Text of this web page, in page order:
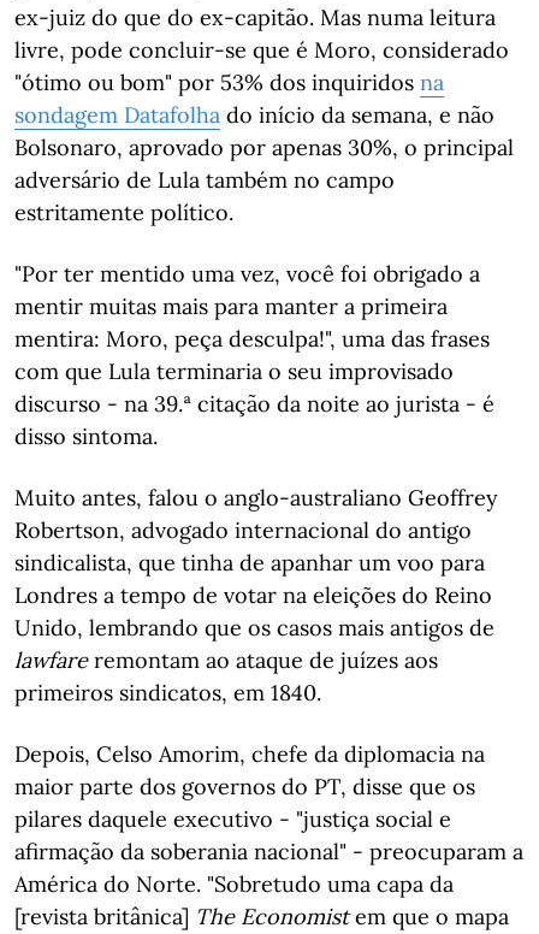
ex-juiz do que do ex-capitão. Mas numa leitura
livre, pode concluir-se que é Moro, considerado
"ótimo ou bom" por 53% dos inquiridos na
sondagem Datafolha do início da semana, e não
Bolsonaro, aprovado por apenas 30%, o principal
adversário de Lula também no campo
estritamente político.
"Por ter mentido uma vez, você foi obrigado a
mentir muitas mais para manter a primeira
mentira: Moro, peça desculpa!", uma das frases
com que Lula terminaria o seu improvisado
discurso - na 39.ª citação da noite ao jurista - é
disso sintoma.
Muito antes, falou o anglo-australiano Geoffrey
Robertson, advogado internacional do antigo
sindicalista, que tinha de apanhar um voo para
Londres a tempo de votar na eleições do Reino
Unido, lembrando que os casos mais antigos de
lawfareremontam ao ataque de juízes aos
primeiros sindicatos, em 1840.
Depois, Celso Amorim, chefe da diplomacia na
maior parte dos governos do PT, disse que os
pilares daquele executivo - "justiça social e
afirmação da soberania nacional" - preocuparam a
América do Norte. "Sobretudo uma capa da
[revista britânica] The Economistem que o mapa